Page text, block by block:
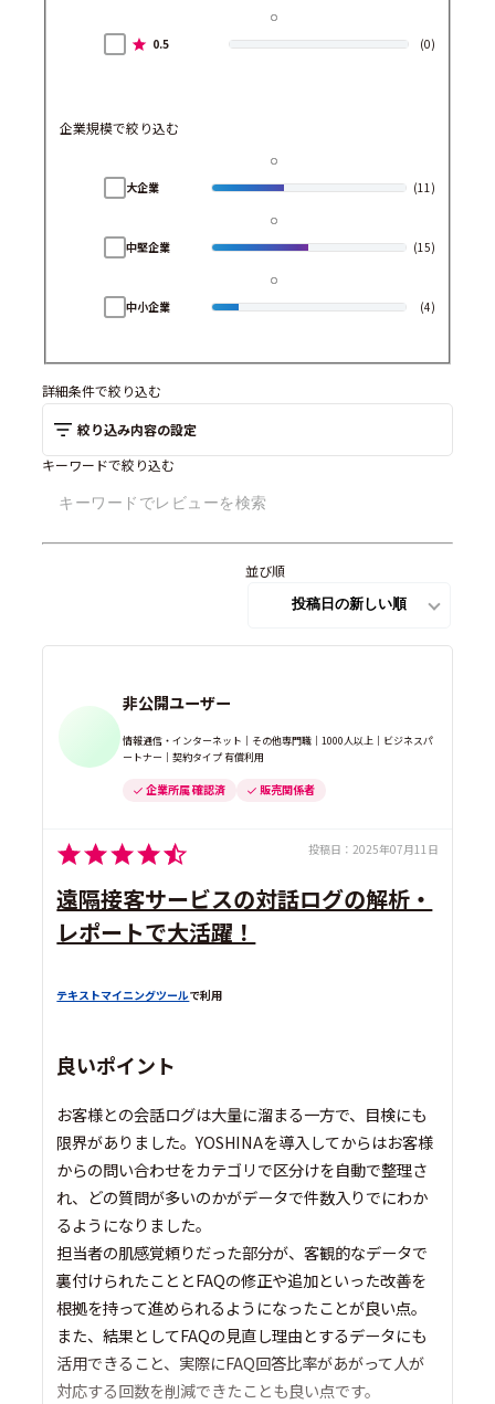
0.5 (0)
企業規模で絞り込む
大企業 (11)
中堅企業 (15)
中小企業 (4)
詳細条件で絞り込む
絞り込み内容の設定
キーワードで絞り込む
並び順
非公開ユーザー
情報通信・インターネット｜その他専門職｜1000人以上｜ビジネスパ
ートナー｜契約タイプ 有償利用
企業所属 確認済 販売関係者
投稿日： 2025年07月11日
遠隔接客サービスの対話ログの解析・
レポートで大活躍！
テキストマイニングツールで利用
良いポイント
お客様との会話ログは大量に溜まる一方で、目検にも
限界がありました。YOSHINAを導入してからはお客様
からの問い合わせをカテゴリで区分けを自動で整理さ
れ、どの質問が多いのかがデータで件数入りでにわか
るようになりました。
担当者の肌感覚頼りだった部分が、客観的なデータで
裏付けられたこととFAQの修正や追加といった改善を
根拠を持って進められるようになったことが良い点。
また、結果としてFAQの見直し理由とするデータにも
活用できること、実際にFAQ回答比率があがって人が
対応する回数を削減できたことも良い点です。